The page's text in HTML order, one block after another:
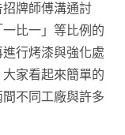
牌師傅溝通討
比一」等比例的
行烤漆與強化處
家看起來簡單的
不同工廠與許多